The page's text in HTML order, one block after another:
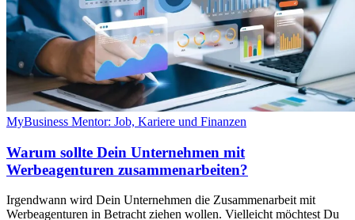
MyBusiness Mentor: Job, Kariere und Finanzen
Warum sollte Dein Unternehmen mit
Werbeagenturen zusammenarbeiten?
Irgendwann wird Dein Unternehmen die Zusammenarbeit mit
Werbeagenturen in Betracht ziehen wollen. Vielleicht möchtest Du